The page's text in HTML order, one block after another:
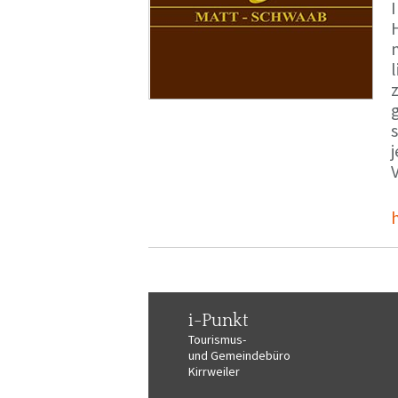
i-Punkt
Tourismus-
und Gemeindebüro
Kirrweiler